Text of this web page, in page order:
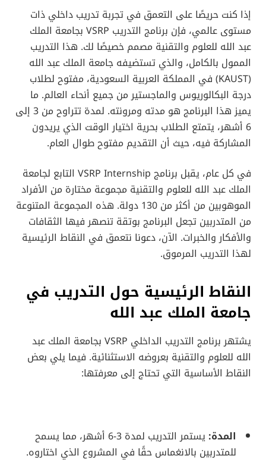
إذا كنت حريصًا على التعمق في تجربة تدريب داخلي ذات
مستوى عالمي، فإن برنامج التدريب VSRP بجامعة الملك
عبد الله للعلوم والتقنية مصمم خصيصًا لك. هذا التدريب
الممول بالكامل، والذي تستضيفه جامعة الملك عبد الله
(KAUST) في المملكة العربية السعودية، مفتوح لطلاب
درجة البكالوريوس والماجستير من جميع أنحاء العالم. ما
يميز هذا البرنامج هو مدته ومرونته. لمدة تتراوح من 3 إلى
6 أشهر، يتمتع الطلاب بحرية اختيار الوقت الذي يريدون
المشاركة فيه، حيث أن التقديم مفتوح طوال العام.
في كل عام، يقبل برنامج VSRP Internship التابع لجامعة
الملك عبد الله للعلوم والتقنية مجموعة مختارة من الأفراد
الموهوبين من أكثر من 130 دولة. هذه المجموعة المتنوعة
من المتدربين تجعل البرنامج بوتقة تنصهر فيها الثقافات
والأفكار والخبرات. الآن، دعونا نتعمق في النقاط الرئيسية
لهذا التدريب المرموق.
النقاط الرئيسية حول التدريب في
جامعة الملك عبد الله
يشتهر برنامج التدريب الداخلي VSRP بجامعة الملك عبد
الله للعلوم والتقنية بعروضه الاستثنائية. فيما يلي بعض
النقاط الأساسية التي تحتاج إلى معرفتها:
المدة:
يستمر التدريب لمدة 3-6 أشهر، مما يسمح
للمتدربين بالانغماس حقًا في المشروع الذي اختاروه.